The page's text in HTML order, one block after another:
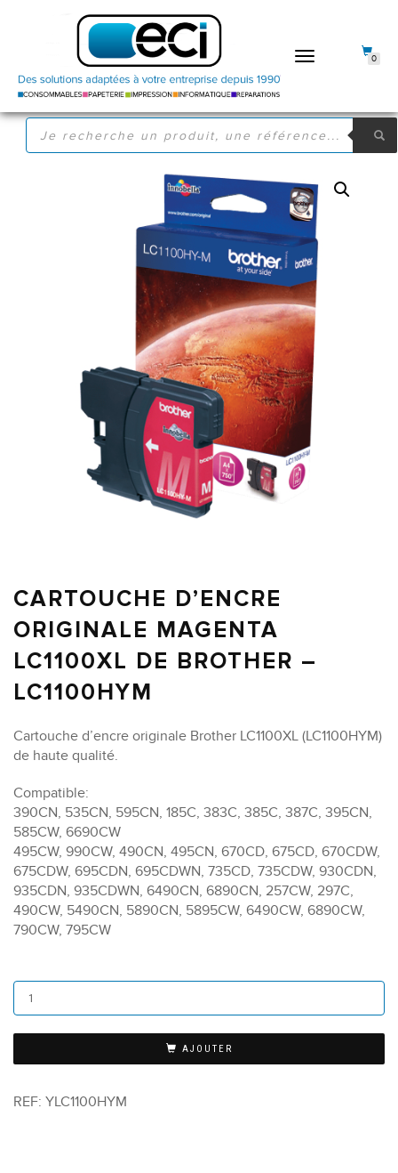
DÉPLIER
RECHERCHE
PRODUITS
0
CARTOUCHE D’ENCRE
ORIGINALE MAGENTA
LC1100XL DE BROTHER –
LC1100HYM
Cartouche d’encre originale Brother LC1100XL (LC1100HYM)
de haute qualité.
Compatible:
390CN, 535CN, 595CN, 185C, 383C, 385C, 387C, 395CN,
585CW, 6690CW
495CW, 990CW, 490CN, 495CN, 670CD, 675CD, 670CDW,
675CDW, 695CDN, 695CDWN, 735CD, 735CDW, 930CDN,
935CDN, 935CDWN, 6490CN, 6890CN, 257CW, 297C,
490CW, 5490CN, 5890CN, 5895CW, 6490CW, 6890CW,
790CW, 795CW
AJOUTER
REF: YLC1100HYM